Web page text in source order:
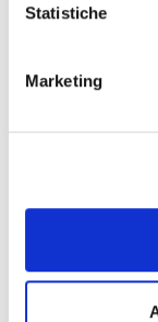
Statistiche
Marketing
J'ai passé
Je n'ai pas
Avez-vous